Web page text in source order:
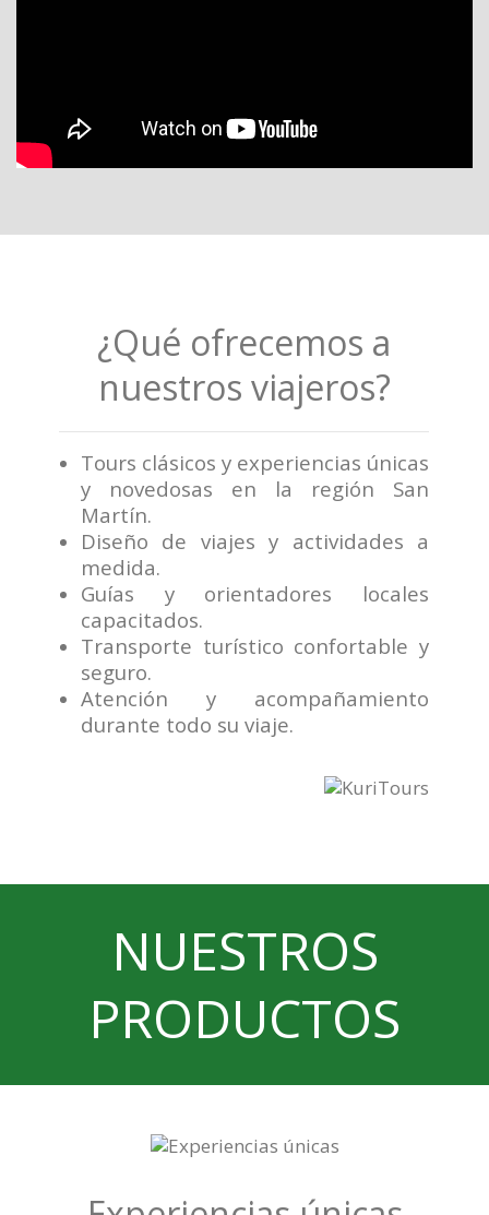
¿Qué ofrecemos a
nuestros viajeros?
Tours clásicos y experiencias únicas
y novedosas en la región San
Martín.
Diseño de viajes y actividades a
medida.
Guías y orientadores locales
capacitados.
Transporte turístico confortable y
seguro.
Atención y acompañamiento
durante todo su viaje.
NUESTROS
PRODUCTOS